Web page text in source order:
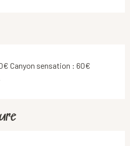
Canyon sensation : 60€